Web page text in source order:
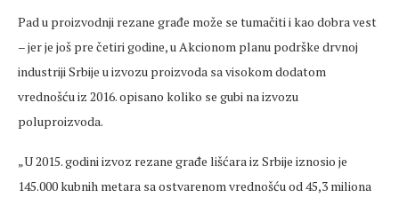
Pad u proizvodnji rezane građe može se tumačiti i kao dobra vest
– jer je još pre četiri godine, u Akcionom planu podrške drvnoj
industriji Srbije u izvozu proizvoda sa visokom dodatom
vrednošću iz 2016. opisano koliko se gubi na izvozu
poluproizvoda.
„U 2015. godini izvoz rezane građe lišćara iz Srbije iznosio je
145.000 kubnih metara sa ostvarenom vrednošću od 45,3 miliona